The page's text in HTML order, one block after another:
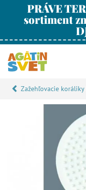
PRÁVE
sortiment
Zažehľovacie koráliky